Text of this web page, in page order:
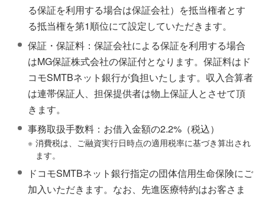
る保証を利用する場合は保証会社）を抵当権者とす
る抵当権を第1順位にて設定していただきます。
保証・保証料：保証会社による保証を利用する場合
はMG保証株式会社の保証付となります。保証料はド
コモSMTBネット銀行が負担いたします。収入合算者
は連帯保証人、担保提供者は物上保証人とさせて頂
きます。
事務取扱手数料：お借入金額の2.2%（税込）
※ 消費税は、ご融資実行日時点の適用税率に基づき算出され
ます。
ドコモSMTBネット銀行指定の団体信用生命保険にご
加入いただきます。なお、先進医療特約はお客さま